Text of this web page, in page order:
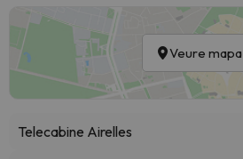
Veure mapa
Telecabine Airelles